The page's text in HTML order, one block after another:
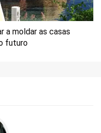
a moldar as casas
futuro